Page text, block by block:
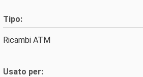
Tipo:
Ricambi ATM
Usato per: